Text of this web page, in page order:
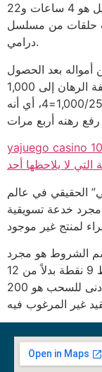
أن متوسط الوقت اللازم لإكمال شرط التحويل هو 4 ساعات و22
حلقات من مسلسل
درامي.
أنه استثمر 250 رانس من أمواله بعد الحصول
على 100 رانس مجانية، لكنه احتج إلى مضاعفة الرهان إلى 1,000
رانس قبل أن يحقق أي ربح صافي. النسبة 1,000/250=4، أي أنه
yajuego casino إيداع 1 دولار احصل على 100 free spins AR:
التي لا يلاحظها أحد
الحقيقي في عالم
مجرد خدعة تسويقية
الشروط هو مجرد
تفاصيل فنية، لكن عندما يكون حجم الخط 9 نقطة بدلاً من 12
نقطة، يصبح من الصعب قراءة أن الحد الأدنى للسحب هو 200